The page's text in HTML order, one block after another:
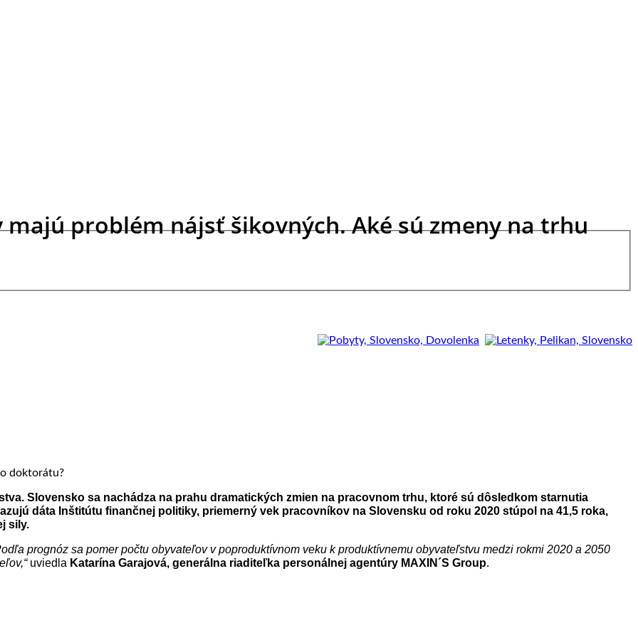
problém nájsť šikovných. Aké sú zmeny na trhu
Slovensko sa nachádza na prahu dramatických zmien na pracovnom trhu, ktoré sú dôsledkom starnutia
dáta Inštitútu finančnej politiky, priemerný vek pracovníkov na Slovensku od roku 2020 stúpol na 41,5 roka,
sily.
prognóz sa pomer počtu obyvateľov v poproduktívnom veku k produktívnemu obyvateľstvu medzi rokmi 2020 a 2050
uviedla Katarína Garajová, generálna riaditeľka personálnej agentúry MAXIN´S Group.